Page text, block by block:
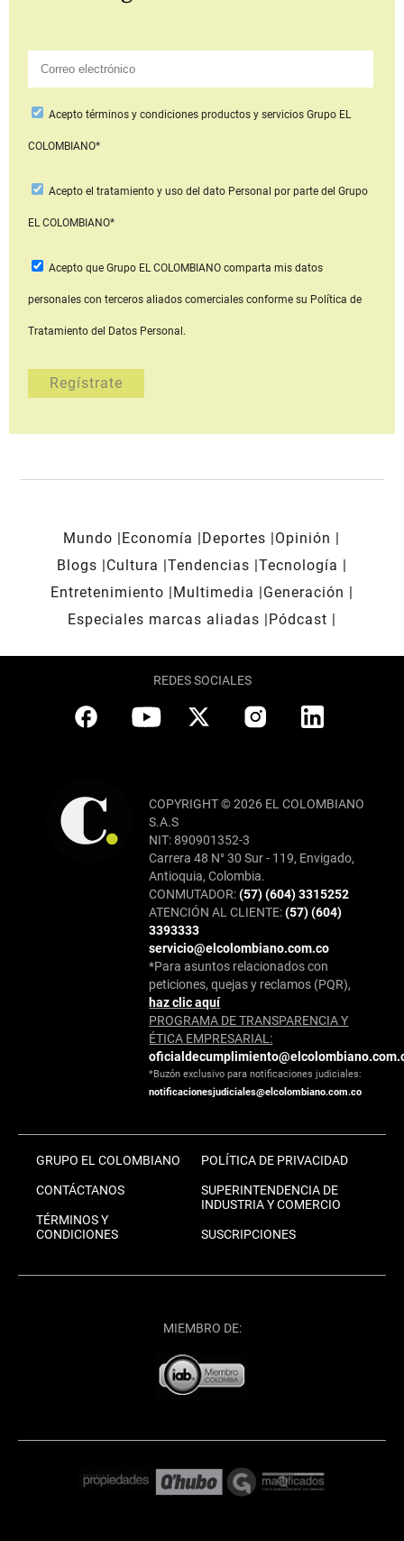
Aceptotérminos y condiciones productos y serviciosGrupo EL
COLOMBIANO*
Acepto el tratamiento y uso del dato Personal por parte del Grupo
EL COLOMBIANO*
Acepto que Grupo EL COLOMBIANOcomparta mis datos
personales con terceros aliados comerciales conforme su Política de
Tratamiento del Datos Personal.
Mundo Economía Deportes
Opinión
Blogs
Cultura Tendencias Tecnología
Entretenimiento
Multimedia
Generación
Especiales marcas aliadas
Pódcast
REDES SOCIALES
COPYRIGHT © 2026 EL COLOMBIANO
S.A.S
NIT: 890901352-3
Carrera 48 N° 30 Sur - 119, Envigado,
Antioquia, Colombia.
CONMUTADOR:(57) (604) 3315252
ATENCIÓN AL CLIENTE:(57) (604)
3393333
servicio@elcolombiano.com.co
*Para asuntos relacionados con
peticiones, quejas y reclamos (PQR),
haz clic aquí
PROGRAMA DE TRANSPARENCIA Y
ÉTICA EMPRESARIAL:
*Buzón exclusivo para notificaciones judiciales:
notificacionesjudiciales@elcolombiano.com.co
GRUPO EL COLOMBIANO
CONTÁCTANOS
TÉRMINOS Y
CONDICIONES
POLÍTICA DE PRIVACIDAD
SUPERINTENDENCIA DE
INDUSTRIA Y COMERCIO
SUSCRIPCIONES
MIEMBRO DE: